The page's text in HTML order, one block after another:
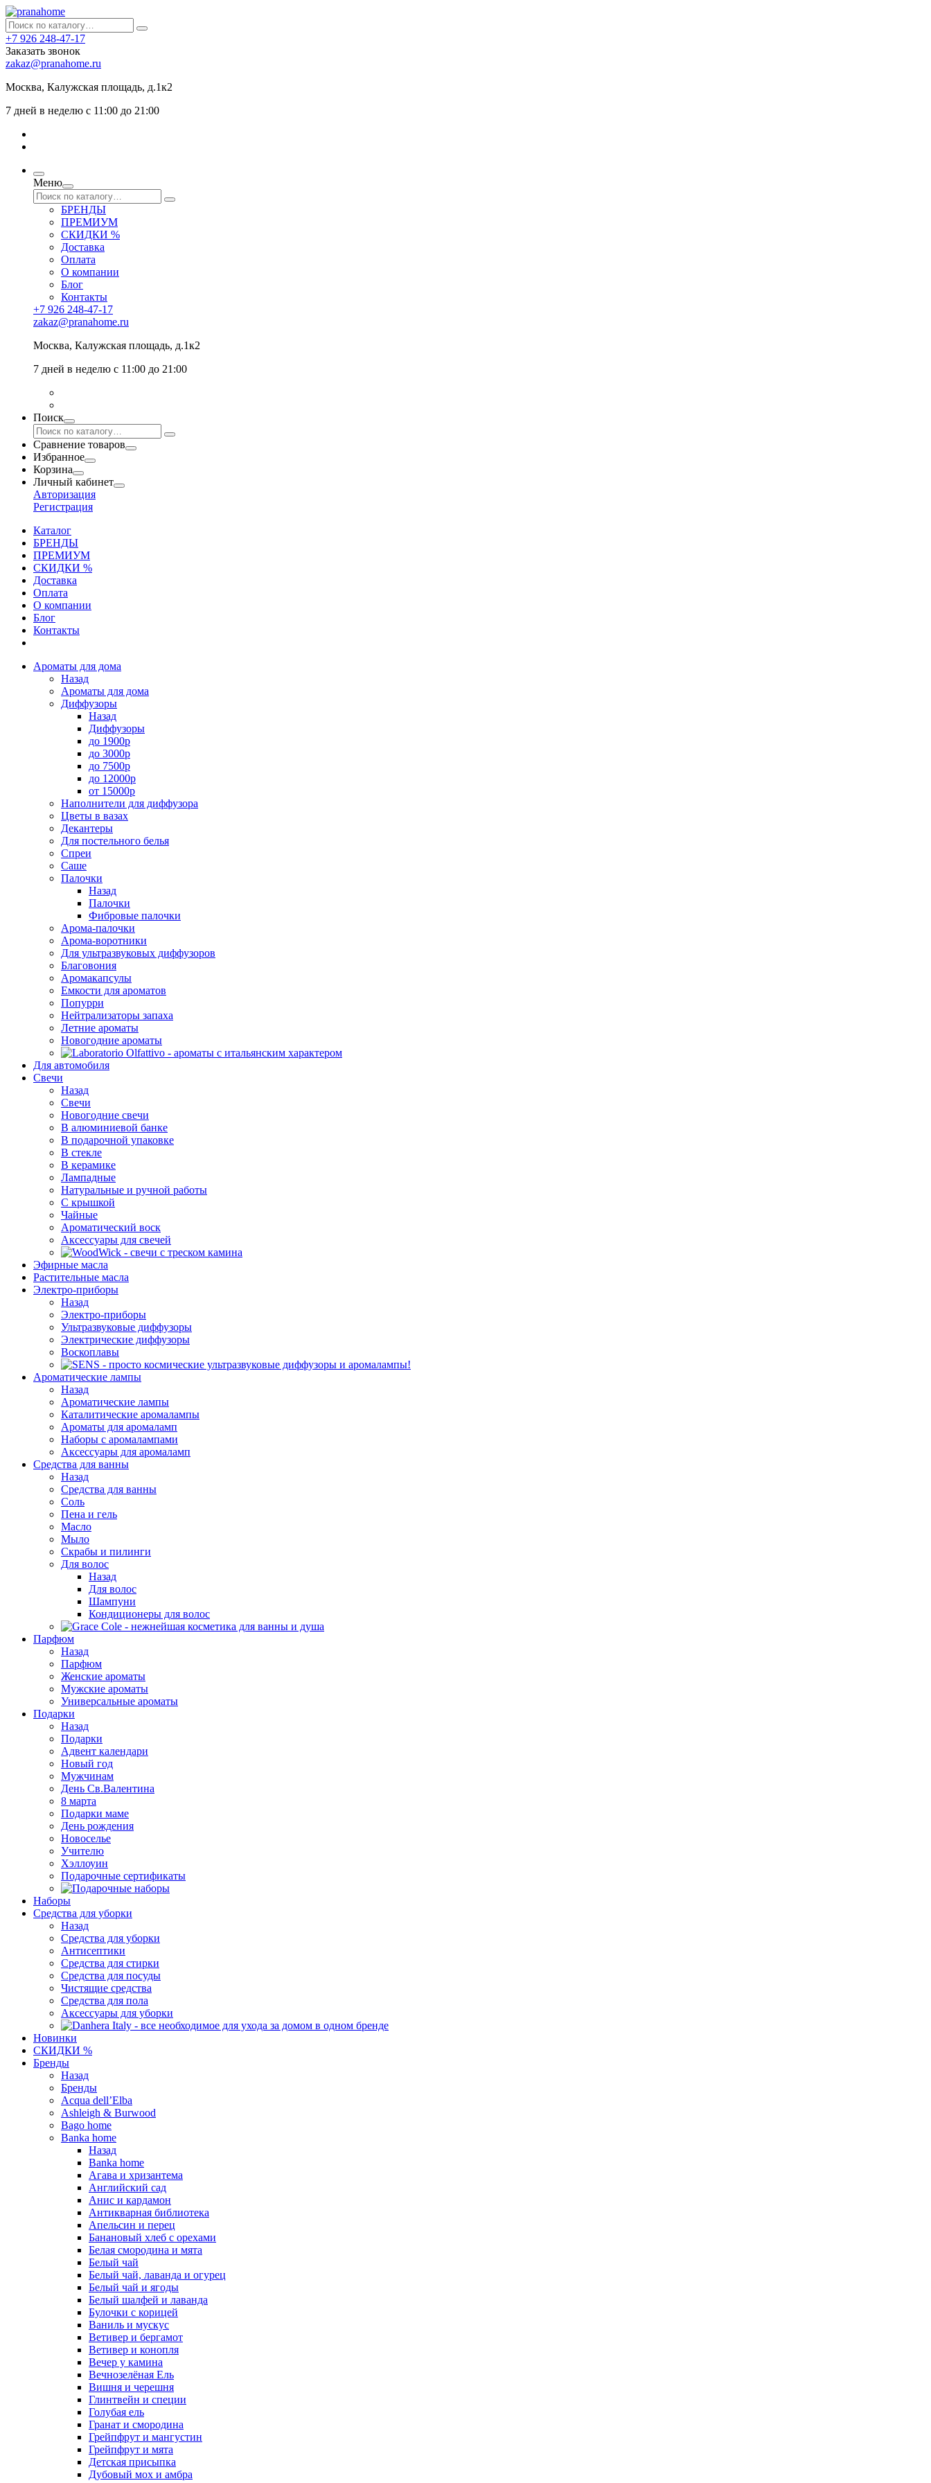
+7 926 248-47-17
Заказать звонок
zakaz@pranahome.ru
Москва, Калужская площадь, д.1к2
7 дней в неделю с 11:00 до 21:00
Меню
БРЕНДЫ
ПРЕМИУМ
СКИДКИ %
Доставка
Оплата
О компании
Блог
Контакты
+7 926 248-47-17
zakaz@pranahome.ru
Москва, Калужская площадь, д.1к2
7 дней в неделю с 11:00 до 21:00
Поиск
Сравнение товаров
Избранное
Корзина
Личный кабинет
Авторизация
Регистрация
Каталог
БРЕНДЫ
ПРЕМИУМ
СКИДКИ %
Доставка
Оплата
О компании
Блог
Контакты
Ароматы для дома
Назад
Ароматы для дома
Диффузоры
Назад
Диффузоры
до 1900р
до 3000р
до 7500р
до 12000р
от 15000р
Наполнители для диффузора
Цветы в вазах
Декантеры
Для постельного белья
Спреи
Саше
Палочки
Назад
Палочки
Фибровые палочки
Арома-палочки
Арома-воротники
Для ультразвуковых диффузоров
Благовония
Аромакапсулы
Емкости для ароматов
Попурри
Нейтрализаторы запаха
Летние ароматы
Новогодние ароматы
Для автомобиля
Свечи
Назад
Свечи
Новогодние свечи
В алюминиевой банке
В подарочной упаковке
В стекле
В керамике
Лампадные
Натуральные и ручной работы
С крышкой
Чайные
Ароматический воск
Аксессуары для свечей
Эфирные масла
Растительные масла
Электро-приборы
Назад
Электро-приборы
Ультразвуковые диффузоры
Электрические диффузоры
Воскоплавы
Ароматические лампы
Назад
Ароматические лампы
Каталитические аромалампы
Ароматы для аромаламп
Наборы с аромалампами
Аксессуары для аромаламп
Средства для ванны
Назад
Средства для ванны
Соль
Пена и гель
Масло
Мыло
Скрабы и пилинги
Для волос
Назад
Для волос
Шампуни
Кондиционеры для волос
Парфюм
Назад
Парфюм
Женские ароматы
Мужские ароматы
Универсальные ароматы
Подарки
Назад
Подарки
Адвент календари
Новый год
Мужчинам
День Св.Валентина
8 марта
Подарки маме
День рождения
Новоселье
Учителю
Хэллоуин
Подарочные сертификаты
Наборы
Средства для уборки
Назад
Средства для уборки
Антисептики
Средства для стирки
Средства для посуды
Чистящие средства
Средства для пола
Аксессуары для уборки
Новинки
СКИДКИ %
Бренды
Назад
Бренды
Acqua dell’Elba
Ashleigh & Burwood
Bago home
Banka home
Назад
Banka home
Агава и хризантема
Английский сад
Анис и кардамон
Антикварная библиотека
Апельсин и перец
Банановый хлеб с орехами
Белая смородина и мята
Белый чай
Белый чай, лаванда и огурец
Белый чай и ягоды
Белый шалфей и лаванда
Булочки с корицей
Ваниль и мускус
Ветивер и бергамот
Ветивер и конопля
Вечер у камина
Вечнозелёная Ель
Вишня и черешня
Глинтвейн и специи
Голубая ель
Гранат и смородина
Грейпфрут и мангустин
Грейпфрут и мята
Детская присыпка
Дубовый мох и амбра